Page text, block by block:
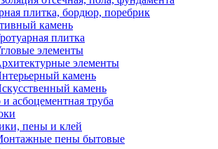
плитка, бордюр, поребрик
камень
плитка
элементы
элементы
камень
камень
асбоцементная труба
пены и клей
пены бытовые